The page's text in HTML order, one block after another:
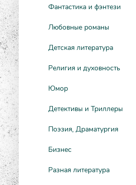
Фантастика и фэнтези
Любовные романы
Детская литература
Религия и духовность
Юмор
Детективы и Триллеры
Поэзия, Драматургия
Бизнес
Разная литература